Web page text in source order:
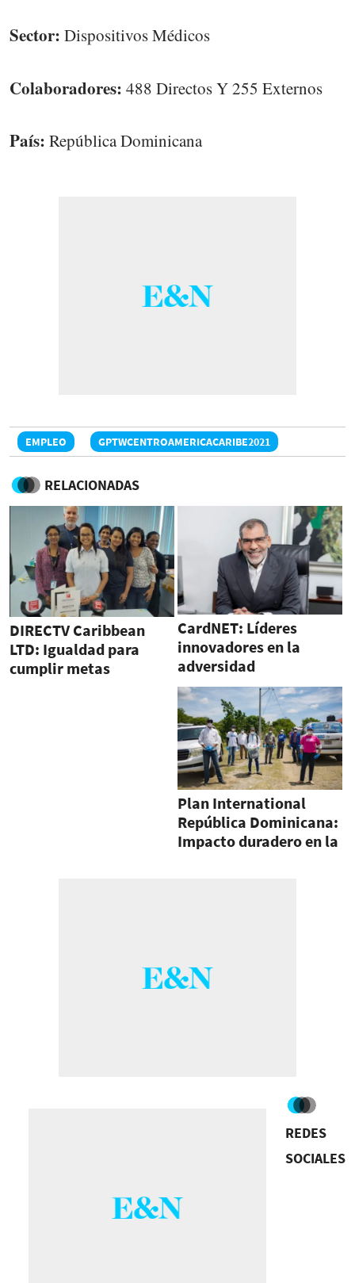
Sector: Dispositivos Médicos
Colaboradores: 488 Directos Y 255 Externos
País: República Dominicana
EMPLEO GPTWCENTROAMERICACARIBE2021
RELACIONADAS
DIRECTV Caribbean
LTD: Igualdad para
cumplir metas
CardNET: Líderes
innovadores en la
adversidad
Plan International
República Dominicana:
Impacto duradero en la
REDES
SOCIALES